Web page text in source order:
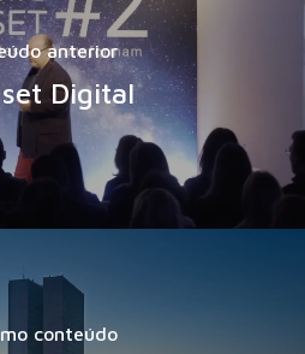
anterior
Digital
conteúdo